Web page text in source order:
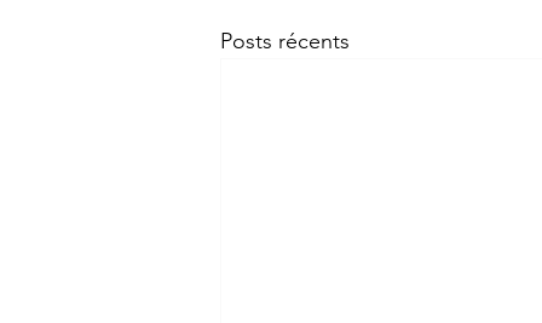
Posts récents